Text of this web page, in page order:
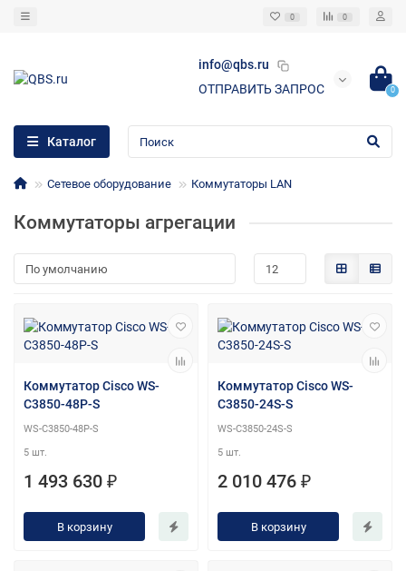
0 0
info@qbs.ru
ОТПРАВИТЬ ЗАПРОС
0
Каталог
Сетевое оборудование Коммутаторы LAN
Коммутаторы агрегации
Коммутатор Cisco WS-
C3850-48P-S
WS-C3850-48P-S
5 шт.
1 493 630 ₽
В корзину
Коммутатор Cisco WS-
C3850-24S-S
WS-C3850-24S-S
5 шт.
2 010 476 ₽
В корзину